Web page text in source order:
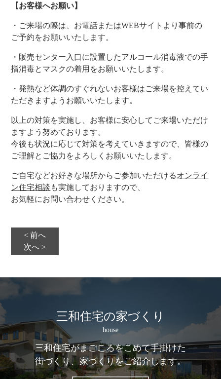
【お客様へお願い】
・ご来場の際は、お電話またはWEBサイトより事前の
ご予約をお願いいたします。
・販売センター入口に設置したアルコール消毒液での手
指消毒とマスクの着用をお願いいたします。
・発熱など体調のすぐれないお客様はご来場を控えてい
ただきますようお願いいたします。
以上の対策を実施し、お客様に安心してご来場いただけ
ますよう努めております。
今後も状況に応じて対策を考えていきますので、皆様の
ご理解とご協力をよろしくお願いいたします。
ご自宅などお好きな場所からご参加いただけるオンライ
ン住宅相談 も実施しておりますので、
お気軽にお問い合わせください。
< 前へ
次へ >
三和住宅の家づくり
house
三和住宅がまごころをこめて手掛けた
街づくり、家づくりをご紹介します。